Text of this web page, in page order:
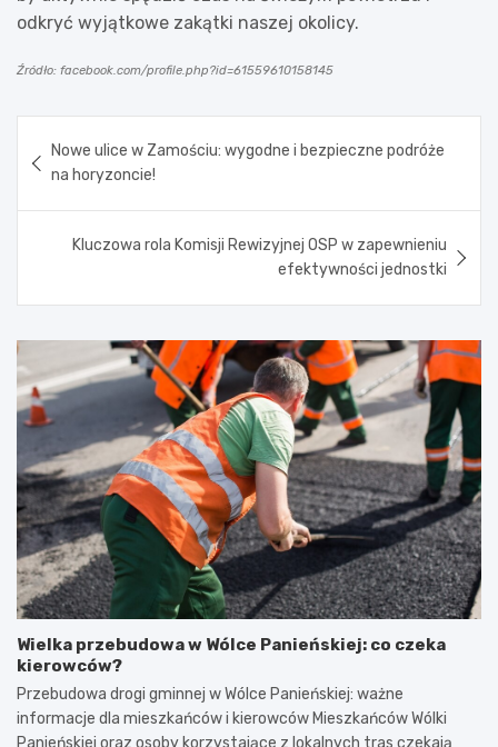
odkryć wyjątkowe zakątki naszej okolicy.
Źródło: facebook.com/profile.php?id=61559610158145
wpisu
Nowe ulice w Zamościu: wygodne i bezpieczne podróże
na horyzoncie!
Kluczowa rola Komisji Rewizyjnej OSP w zapewnieniu
efektywności jednostki
Wielka przebudowa w Wólce Panieńskiej: co czeka
kierowców?
Przebudowa drogi gminnej w Wólce Panieńskiej: ważne
informacje dla mieszkańców i kierowców Mieszkańców Wólki
Panieńskiej oraz osoby korzystające z lokalnych tras czekają